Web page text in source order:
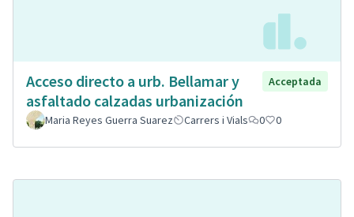
Acceso directo a urb. Bellamar y
asfaltado calzadas urbanización
Acceptada
Maria Reyes Guerra Suarez Carrers i Vials 0 0